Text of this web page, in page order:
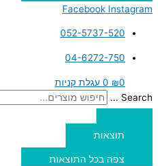
Facebook Instagram
052-5737-520
04-6272-750
₪0
0 עגלת קניות
Search ...
תוצאות
צפה בכל התוצאות